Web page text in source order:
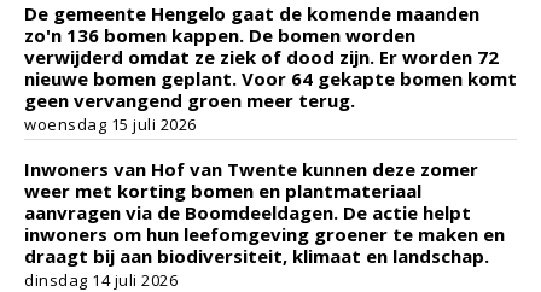
De gemeente Hengelo gaat de komende maanden
zo'n 136 bomen kappen. De bomen worden
verwijderd omdat ze ziek of dood zijn. Er worden 72
nieuwe bomen geplant. Voor 64 gekapte bomen komt
geen vervangend groen meer terug.
woensdag 15 juli 2026
Inwoners van Hof van Twente kunnen deze zomer
weer met korting bomen en plantmateriaal
aanvragen via de Boomdeeldagen. De actie helpt
inwoners om hun leefomgeving groener te maken en
draagt bij aan biodiversiteit, klimaat en landschap.
dinsdag 14 juli 2026